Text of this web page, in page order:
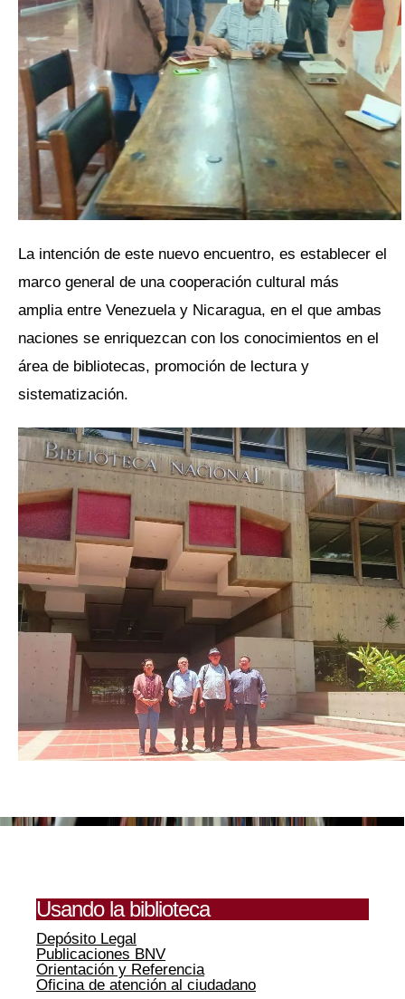
La intención de este nuevo encuentro, es establecer el
marco general de una cooperación cultural más
amplia entre Venezuela y Nicaragua, en el que ambas
naciones se enriquezcan con los conocimientos en el
área de bibliotecas, promoción de lectura y
sistematización.
Usando la biblioteca
Depósito Legal
Publicaciones BNV
Orientación y Referencia
Oficina de atención al ciudadano